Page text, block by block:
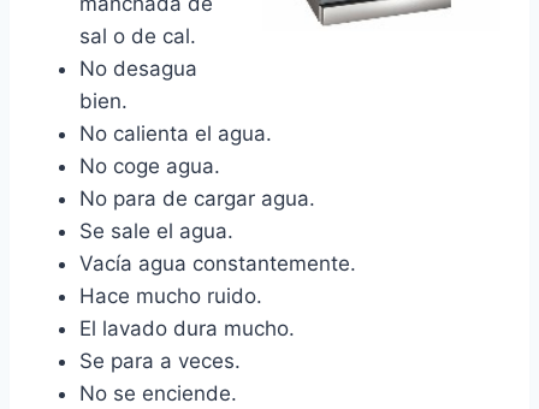
sal o de cal.
No desagua
bien.
No calienta el agua.
No coge agua.
No para de cargar agua.
Se sale el agua.
Vacía agua constantemente.
Hace mucho ruido.
El lavado dura mucho.
Se para a veces.
No se enciende.